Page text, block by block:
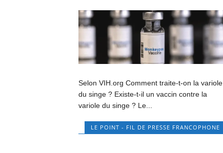
Selon VIH.org Comment traite-t-on la variole
du singe ? Existe-t-il un vaccin contre la
variole du singe ? Le...
LE POINT - FIL DE PRESSE FRANCOPHONE